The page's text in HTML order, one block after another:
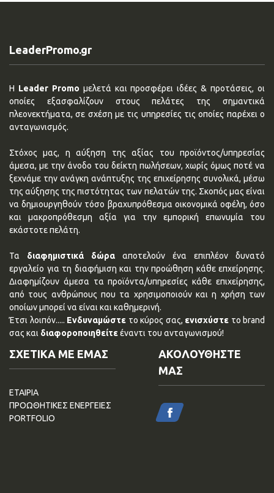
LeaderPromo.gr
Η Leader Promo μελετά και προσφέρει ιδέες & προτάσεις, οι
οποίες εξασφαλίζουν στους πελάτες της σημαντικά
πλεονεκτήματα, σε σχέση με τις υπηρεσίες τις οποίες παρέχει ο
ανταγωνισμός.
Στόχος μας, η αύξηση της αξίας του προϊόντος/υπηρεσίας
άμεσα, με την άνοδο του δείκτη πωλήσεων, χωρίς όμως ποτέ να
ξεχνάμε την ανάγκη ανάπτυξης της επιχείρησης συνολικά, μέσω
της αύξησης της πιστότητας των πελατών της. Σκοπός μας είναι
να δημιουργηθούν τόσο βραχυπρόθεσμα οικονομικά οφέλη, όσο
και μακροπρόθεσμη αξία για την εμπορική επωνυμία του
εκάστοτε πελάτη.
Τα διαφημιστικά δώρα αποτελούν ένα επιπλέον δυνατό
εργαλείο για τη διαφήμιση και την προώθηση κάθε επχείρησης.
Διαφημίζουν άμεσα τα προϊόντα/υπηρεσίες κάθε επιχείρησης,
από τους ανθρώπους που τα χρησιμοποιούν και η χρήση των
οποίων μπορεί να είναι και καθημερινή.
Έτσι λοιπόν..... Ενδυναμώστε το κύρος σας, ενισχύστε το brand
σας και διαφοροποιηθείτεέναντι του ανταγωνισμού!
ΣΧΕΤΙΚΑ ΜΕ ΕΜΑΣ
ΕΤΑΙΡΙΑ
ΠΡΟΩΘΗΤΙΚΕΣ ΕΝΕΡΓΕΙΕΣ
PORTFOLIO
ΑΚΟΛΟΥΘΗΣΤΕ
ΜΑΣ